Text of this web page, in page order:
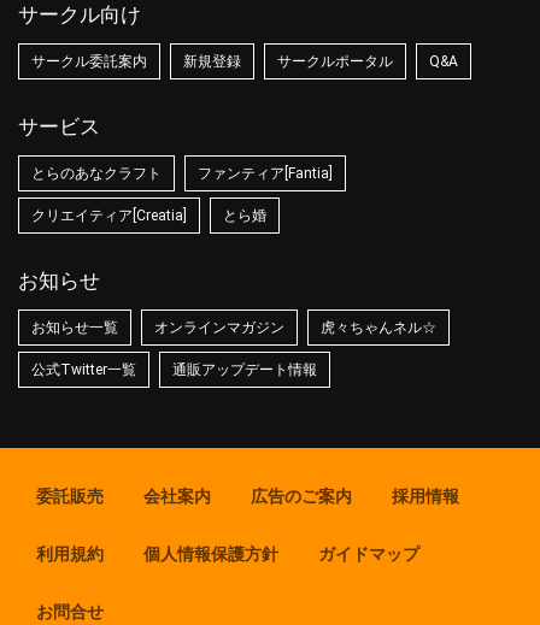
サークル向け
サークル委託案内 新規登録 サークルポータル Q&A
サービス
とらのあなクラフト ファンティア[Fantia]
クリエイティア[Creatia] とら婚
お知らせ
お知らせ一覧 オンラインマガジン 虎々ちゃんネル☆
公式Twitter一覧 通販アップデート情報
委託販売 会社案内 広告のご案内 採用情報
利用規約 個人情報保護方針 ガイドマップ
お問合せ